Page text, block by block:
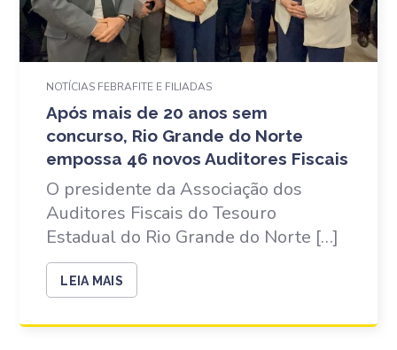
NOTÍCIAS FEBRAFITE E FILIADAS
Após mais de 20 anos sem
concurso, Rio Grande do Norte
empossa 46 novos Auditores Fiscais
O presidente da Associação dos
Auditores Fiscais do Tesouro
Estadual do Rio Grande do Norte […]
LEIA MAIS